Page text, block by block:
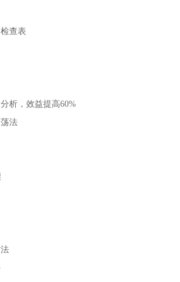
查表
析，效益提高60%
法